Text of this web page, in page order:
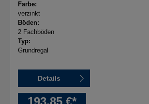
Farbe:
verzinkt
Böden:
2 Fachböden
Typ:
Grundregal
Details
193,85 €*